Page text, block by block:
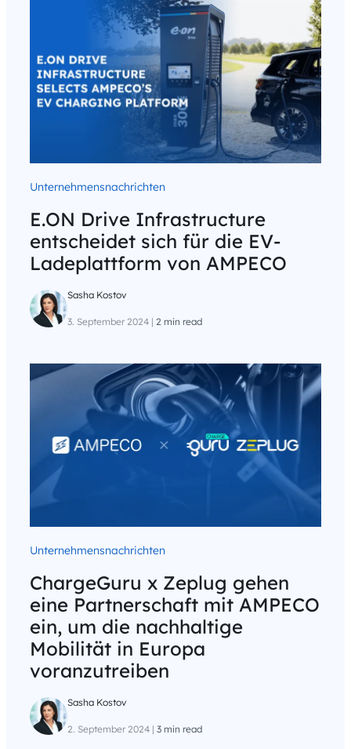
Unternehmensnachrichten
E.ON Drive Infrastructure
entscheidet sich für die EV-
Ladeplattform von AMPECO
Sasha Kostov
3. September 2024 | 2 min read
Unternehmensnachrichten
ChargeGuru x Zeplug gehen
eine Partnerschaft mit AMPECO
ein, um die nachhaltige
Mobilität in Europa
voranzutreiben
Sasha Kostov
2. September 2024 | 3 min read